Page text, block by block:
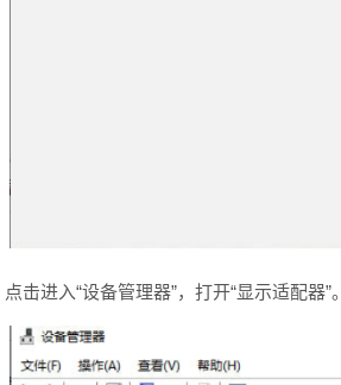
点击进入“设备管理器”，打开“显示适配器”。